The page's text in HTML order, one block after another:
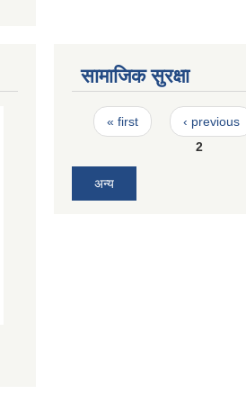
सामाजिक सुरक्षा
Pages
« first
‹ previous
2
अन्य